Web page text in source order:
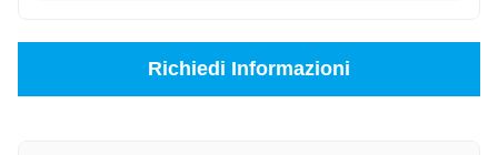
Richiedi Informazioni